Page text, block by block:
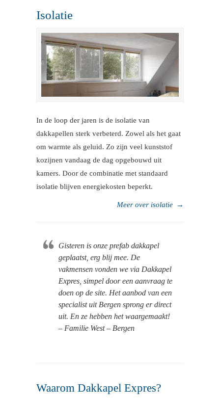
Isolatie
In de loop der jaren is de isolatie van
dakkapellen sterk verbeterd. Zowel als het gaat
om warmte als geluid. Zo zijn veel kunststof
kozijnen vandaag de dag opgebouwd uit
kamers. Door de combinatie met standaard
isolatie blijven energiekosten beperkt.
Meer over isolatie →
Gisteren is onze prefab dakkapel
geplaatst, erg blij mee. De
vakmensen vonden we via Dakkapel
Expres, simpel door een aanvraag te
doen op de site. Het aanbod van een
specialist uit Bergen sprong er direct
uit. En ze hebben het waargemaakt!
– Familie West – Bergen
Waarom Dakkapel Expres?